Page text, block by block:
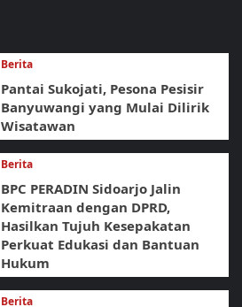
Berita
Pantai Sukojati, Pesona Pesisir
Banyuwangi yang Mulai Dilirik
Wisatawan
Berita
BPC PERADIN Sidoarjo Jalin
Kemitraan dengan DPRD,
Hasilkan Tujuh Kesepakatan
Perkuat Edukasi dan Bantuan
Hukum
Berita